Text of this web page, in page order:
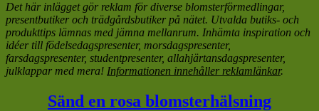
Det här inlägget gör reklam för diverse blomsterförmedlingar,
presentbutiker och trädgårdsbutiker på nätet. Utvalda butiks- och
produkttips lämnas med jämna mellanrum. Inhämta inspiration och
idéer till födelsedagspresenter, morsdagspresenter,
farsdagspresenter, studentpresenter, allahjärtansdagspresenter,
julklappar med mera! Informationen innehåller reklamlänkar.
Sänd en rosa blomsterhälsning